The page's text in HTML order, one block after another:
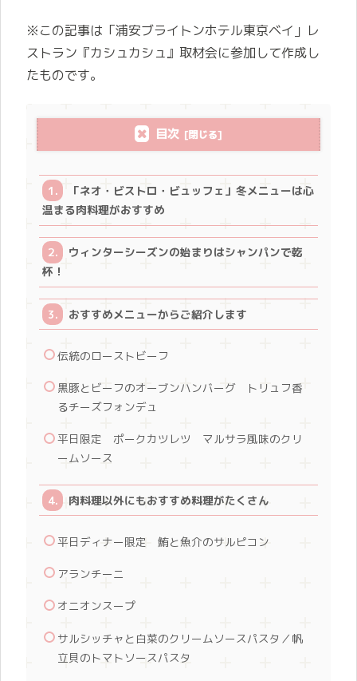
※この記事は「浦安ブライトンホテル東京ベイ」レ
ストラン『カシュカシュ』取材会に参加して作成し
たものです。
目次
「ネオ・ビストロ・ビュッフェ」冬メニューは心
温まる肉料理がおすすめ
ウィンターシーズンの始まりはシャンパンで乾
杯！
おすすめメニューからご紹介します
伝統のローストビーフ
黒豚とビーフのオーブンハンバーグ トリュフ香
るチーズフォンデュ
平日限定 ポークカツレツ マルサラ風味のクリ
ームソース
肉料理以外にもおすすめ料理がたくさん
平日ディナー限定 鮪と魚介のサルピコン
アランチーニ
オニオンスープ
サルシッチャと白菜のクリームソースパスタ／帆
立貝のトマトソースパスタ